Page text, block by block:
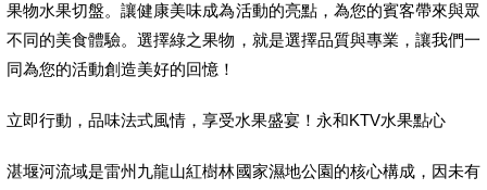
果物水果切盤。讓健康美味成為活動的亮點，為您的賓客帶來與眾
不同的美食體驗。選擇綠之果物，就是選擇品質與專業，讓我們一
同為您的活動創造美好的回憶！
立即行動，品味法式風情，享受水果盛宴！永和KTV水果點心
湛堰河流域是雷州九龍山紅樹林國家濕地公園的核心構成，因未有